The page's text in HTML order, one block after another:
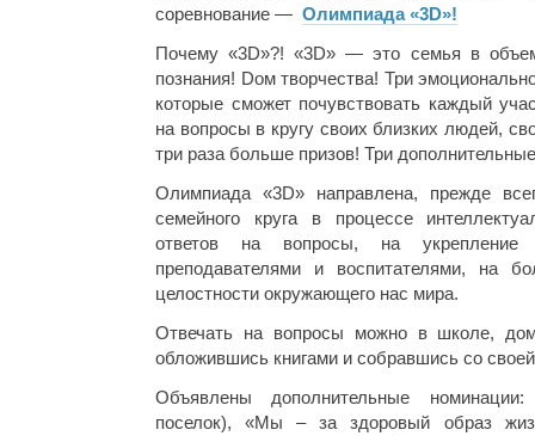
соревнование — Олимпиада «3D»!
Почему «3D»?! «3D» — это семья в
познания! Dом творчества! Три
которые сможет почувствовать каждый
на вопросы в кругу своих близких людей,
три раза больше призов! Три
Олимпиада «3D» направлена, прежде
семейного круга в процессе
ответов на вопросы, на
преподавателями и воспитателями, на
целостности окружающего нас мира.
Отвечать на вопросы можно в школе,
обложившись книгами и собравшись со
Объявлены дополнительные
поселок), «Мы – за здоровый образ